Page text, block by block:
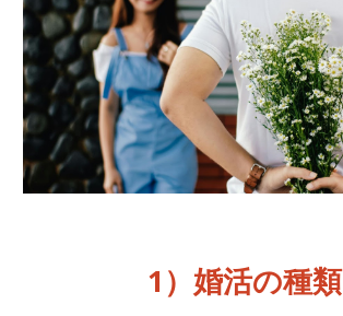
1）婚活の種類